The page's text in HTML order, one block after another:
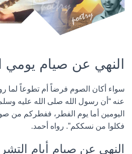
النهي عن صيام يومي
سواء أكان الصوم فرضاً أم تطوعاً
عنه “أن رسول الله صلى الله عليه
اليومين أما يوم الفطر، ففطركم من
فكلوا من نسككم”. رواه أحمد.
النهي عن صيام أيام